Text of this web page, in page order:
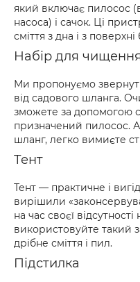
який включає пилосос
насоса) і сачок. Ці
сміття з дна і з
Набір для
Ми пропонуємо
від садового шланга.
зможете за допомогою
призначений пилосос.
шланг, легко вимиєте
Тент
Тент — практичне і
вирішили
на час своєї відсутності
використовуйте такий
дрібне сміття і пил.
Підстилка